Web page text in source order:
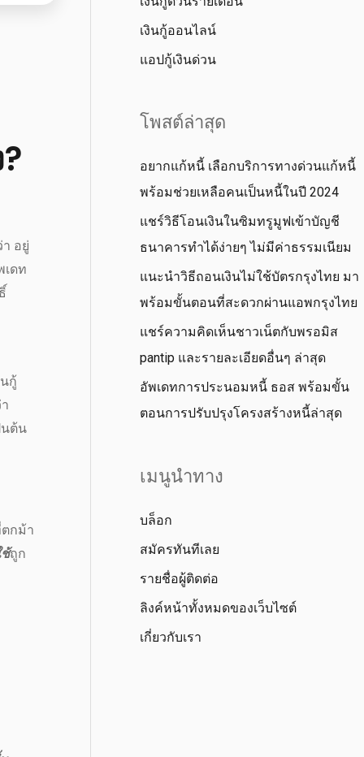
อยู่
เดท
กู้
นต้น
กม้า
ถูก
เงินกู้ออนไลน์
แอปกู้เงินด่วน
โพสต์ล่าสุด
อยากแก้หนี้ เลือกบริการทางด่วนแก้หนี้
พร้อมช่วยเหลือคนเป็นหนี้ในปี 2024
แชร์วิธีโอนเงินในซิมทรูมูฟเข้าบัญชี
ธนาคารทำได้ง่ายๆ ไม่มีค่าธรรมเนียม
แนะนำวิธีถอนเงินไม่ใช้บัตรกรุงไทย มา
พร้อมขั้นตอนที่สะดวกผ่านแอพกรุงไทย
แชร์ความคิดเห็นชาวเน็ตกับพรอมิส
pantip และรายละเอียดอื่นๆ ล่าสุด
อัพเดทการประนอมหนี้ ธอส พร้อมขั้น
ตอนการปรับปรุงโครงสร้างหนี้ล่าสุด
เมนูนำทาง
บล็อก
สมัครทันทีเลย
รายชื่อผู้ติดต่อ
ลิงค์หน้าทั้งหมดของเว็บไซต์
เกี่ยวกับเรา